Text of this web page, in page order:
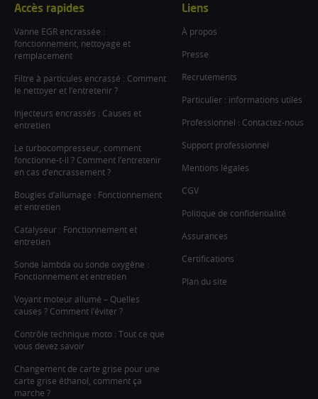
Accès rapides
Vanne EGR encrassée :
fonctionnement, nettoyage et
remplacement
Filtre à particules encrassé : Comment
le nettoyer et l’entretenir ?
Injecteurs encrassés : Causes et
entretien
Le turbocompresseur, comment
fonctionne-t-il ? Comment l’entretenir
en cas d’encrassement ?
Bougies d’allumage : Fonctionnement
et entretien
Catalyseur : Fonctionnement et
entretien
Sonde lambda ou sonde oxygène :
Fonctionnement et entretien
Voyant moteur allumé – Quelles
causes ? Comment l’éviter ?
Contrôle technique moto : Tout ce que
vous devez savoir
Changement de carte grise pour une
carte grise éthanol, comment ça
marche ?
Liens
À propos
Presse
Recrutements
Particulier : informations utiles
Professionnel : Contactez-nous
Support professionnel
Mentions légales
CGV
Politique de confidentialité
Assurances
Certifications
Plan du site